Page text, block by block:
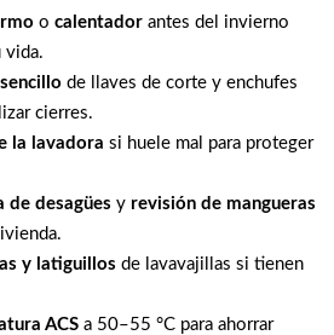
o calentador antes del invierno
vida.
de llaves de corte y enchufes
cierres.
la lavadora si huele mal para proteger
de desagües y revisión de mangueras
y latiguillos de lavavajillas si tienen
ACS a 50–55 °C para ahorrar